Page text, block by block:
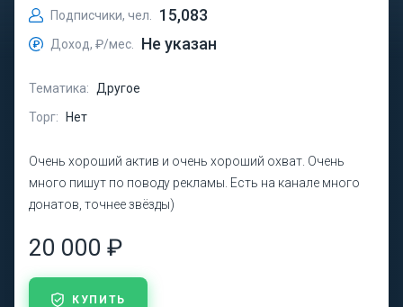
Подписчики, чел. 15,083
Доход, ₽/мес. Не указан
Тематика:
Другое
Торг:
Нет
Очень хороший актив и очень хороший охват. Очень
много пишут по поводу рекламы. Есть на канале много
донатов, точнее звёзды)
20 000 ₽
КУПИТЬ